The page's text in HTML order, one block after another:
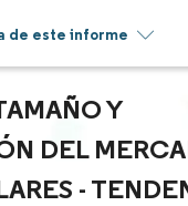
de este informe
Y
DEL
-